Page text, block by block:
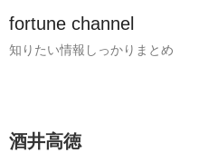
fortune channel
知りたい情報しっかりまとめ
酒井高徳